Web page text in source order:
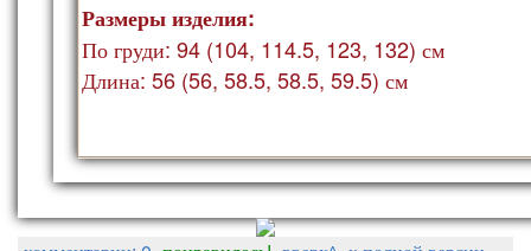
Размеры изделия:
По груди: 94 (104, 114.5, 123, 132) см
Длина: 56 (56, 58.5, 58.5, 59.5) см